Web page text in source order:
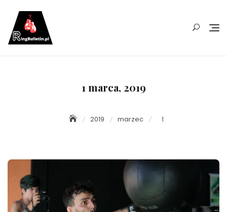
content
1 marca, 2019
2019 marzec 1